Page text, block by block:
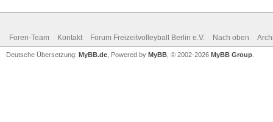
Foren-Team Kontakt Forum Freizeitvolleyball Berlin e.V. Nach oben
Deutsche Übersetzung: MyBB.de , Powered by MyBB , © 2002-2026 MyBB Group